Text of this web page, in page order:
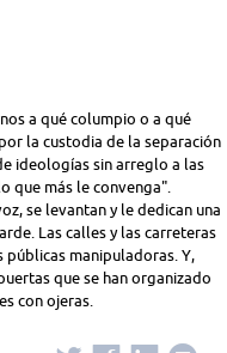
a qué columpio o a qué
la custodia de la separación
ideologías sin arreglo a las
que más le convenga".
se levantan y le dedican una
Las calles y las carreteras
manipuladoras. Y,
que se han organizado
con ojeras.